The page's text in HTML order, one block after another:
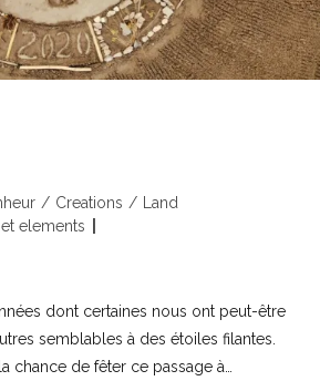
/ Creations / Land
elements
dont certaines nous ont peut-être
semblables à des étoiles filantes.
chance de fêter ce passage à…